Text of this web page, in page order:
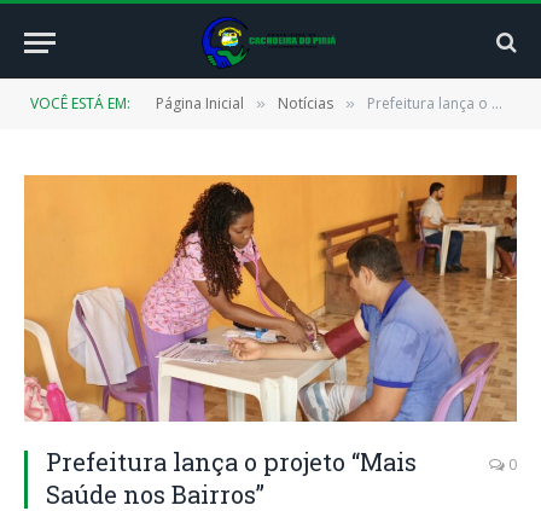
VOCÊ ESTÁ EM: Página Inicial » Notícias » Prefeitura lança o projeto “Mais Saúde nos Bairros”
Prefeitura lança o projeto “Mais
Saúde nos Bairros”
0